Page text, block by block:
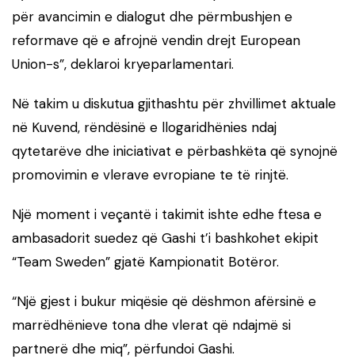
për avancimin e dialogut dhe përmbushjen e
reformave që e afrojnë vendin drejt European
Union-s”, deklaroi kryeparlamentari.
Në takim u diskutua gjithashtu për zhvillimet aktuale
në Kuvend, rëndësinë e llogaridhënies ndaj
qytetarëve dhe iniciativat e përbashkëta që synojnë
promovimin e vlerave evropiane te të rinjtë.
Një moment i veçantë i takimit ishte edhe ftesa e
ambasadorit suedez që Gashi t’i bashkohet ekipit
“Team Sweden” gjatë Kampionatit Botëror.
“Një gjest i bukur miqësie që dëshmon afërsinë e
marrëdhënieve tona dhe vlerat që ndajmë si
partnerë dhe miq”, përfundoi Gashi.